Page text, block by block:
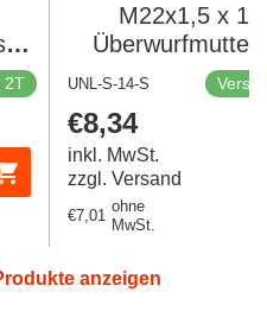
2T
M22x1,5 x
Überwurfmutter
Edelstahl für
Schneidring
UNL-S-14-S
Regulärer
Preis
€8,34
inkl. MwSt.
zzgl. Versand
Regulärer
€7,01
ohne
MwSt.
anzeigen